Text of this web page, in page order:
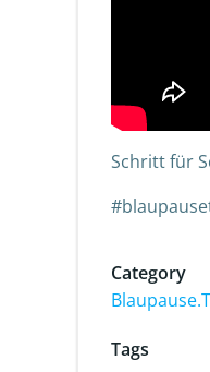
Schritt für
Category
Tags